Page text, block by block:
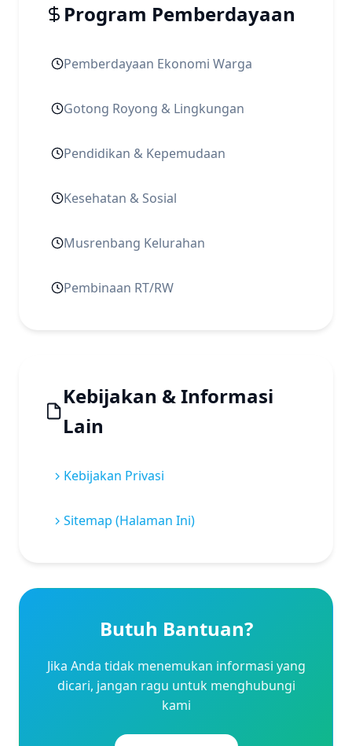
Program Pemberdayaan
Pemberdayaan Ekonomi Warga
Gotong Royong & Lingkungan
Pendidikan & Kepemudaan
Kesehatan & Sosial
Musrenbang Kelurahan
Pembinaan RT/RW
Kebijakan & Informasi
Lain
Kebijakan Privasi
Sitemap (Halaman Ini)
Butuh Bantuan?
Jika Anda tidak menemukan informasi yang
dicari, jangan ragu untuk menghubungi
kami